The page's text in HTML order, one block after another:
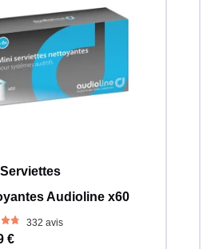
Audioline x60
332 avis
€